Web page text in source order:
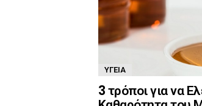
ΥΓΕΊΑ
3 τρόποι για να